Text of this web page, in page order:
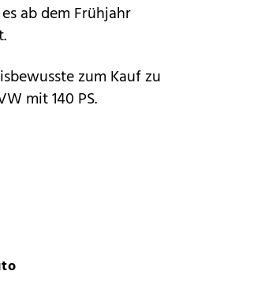
ab dem Frühjahr
zum Kauf zu
mit 140 PS.